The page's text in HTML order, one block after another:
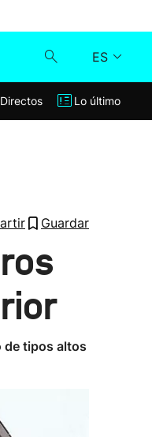
ES
Klisk
Directos Lo último
Guardar
de tipos altos